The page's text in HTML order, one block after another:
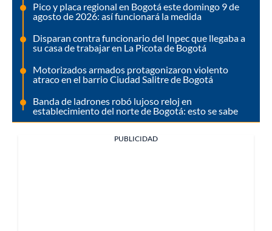
Pico y placa regional en Bogotá este domingo 9 de
agosto de 2026: así funcionará la medida
Disparan contra funcionario del Inpec que llegaba a
su casa de trabajar en La Picota de Bogotá
Motorizados armados protagonizaron violento
atraco en el barrio Ciudad Salitre de Bogotá
Banda de ladrones robó lujoso reloj en
establecimiento del norte de Bogotá: esto se sabe
PUBLICIDAD